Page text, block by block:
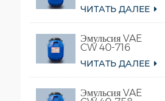
ЧИТАТЬ ДАЛЕЕ
Эмульсия VAE
CW 40-716
ЧИТАТЬ ДАЛЕЕ
Эмульсия VAE